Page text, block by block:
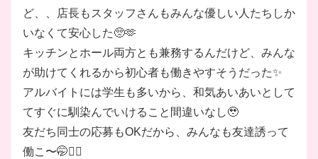
ど、、店長もスタッフさんもみんな優しい人たちしか
いなくて安心した🥺🫶
キッチンとホール両方とも兼務するんだけど、みんな
が助けてくれるから初心者も働きやすそうだった✨
アルバイトには学生も多いから、和気あいあいとして
てすぐに馴染んでいけること間違いなし🥹
友だち同士の応募もOKだから、みんなも友達誘って
働こ〜🤭❤️‍🔥